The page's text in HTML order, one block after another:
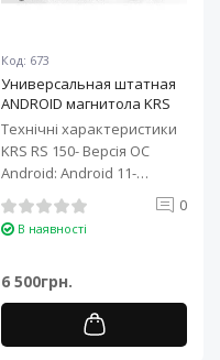
Код: 673
Универсальная штатная
ANDROID магнитола KRS
RS 150 10" 2/32 GB
Технічні характеристики
KRS RS 150- Версія ОС
Android: Android 11-
Процесор: 4-ядерний ARM
Cortex-A7..
0
В наявності
6 500грн.